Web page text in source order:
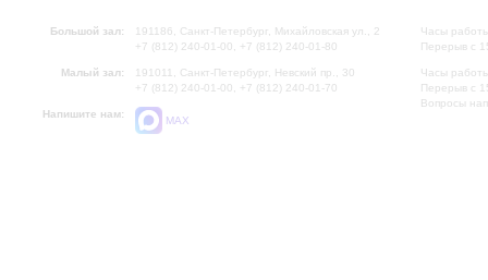
Большой зал:
191186, Санкт-Петербург, Михайловская ул., 2
+7 (812) 240-01-00, +7 (812) 240-01-80
Малый зал:
191011, Санкт-Петербург, Невский пр., 30
+7 (812) 240-01-00, +7 (812) 240-01-70
Напишите нам:
MAX
Часы
Перерыв с
Часы
Перерыв с
Вопросы